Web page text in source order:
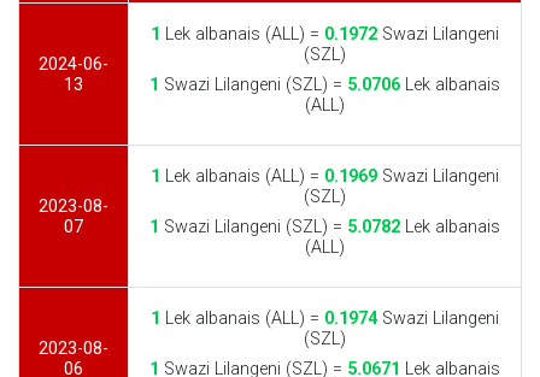
2024-06-
13
1 Lek albanais (ALL) = 0.1972 Swazi Lilangeni
(SZL)
1 Swazi Lilangeni (SZL) = 5.0706 Lek albanais
(ALL)
2023-08-
07
1 Lek albanais (ALL) = 0.1969 Swazi Lilangeni
(SZL)
1 Swazi Lilangeni (SZL) = 5.0782 Lek albanais
(ALL)
2023-08-
06
1 Lek albanais (ALL) = 0.1974Swazi Lilangeni
(SZL)
1 Swazi Lilangeni (SZL) = 5.0671 Lek albanais